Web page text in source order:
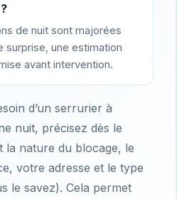
de nuit sont majorées
surprise, une estimation
avant intervention.
d’un serrurier à
nuit, précisez dès le
la nature du blocage, le
votre adresse et le type
le savez). Cela permet